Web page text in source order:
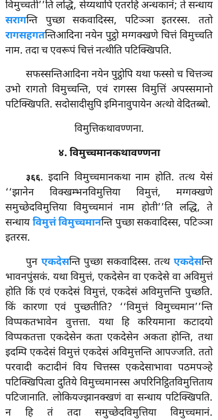
विमुच्चती’’ति लद्धि, सेय्यथापि एतरहि अन्धकानं; ते सन्धाय
सरागन्ति पुच्छा सकवादिस्स, पटिञ्ञा इतरस्स. ततो
रागसहगतन्तिआदिना नयेन पुट्ठो मग्गक्खणे चित्तं विमुच्चति
नाम. तदा च एवरूपं चित्तं नत्थीति पटिक्खिपति.
सफस्सन्तिआदिना नयेन पुट्ठोपि यथा फस्सो च चित्तञ्च
उभो रागतो विमुच्चन्ति, एवं रागस्स विमुत्तिं अपस्समानो
पटिक्खिपति. सदोसादीसुपि इमिनावुपायेन अत्थो वेदितब्बो.
विमुत्तिकथावण्णना.
४. विमुच्चमानकथावण्णना
३६६. इदानि विमुच्चमानकथा नाम होति. तत्थ येसं
‘‘झानेन विक्खम्भनविमुत्तिया विमुत्तं, मग्गक्खणे
समुच्छेदविमुत्तिया विमुच्चमानं नाम होती’’ति लद्धि, ते
सन्धायविमुत्तं विमुच्चमानन्ति पुच्छा सकवादिस्स, पटिञ्ञा
इतरस.
पुन एकदेसन्ति पुच्छा सकवादिस्स. तत्थ एकदेसन्ति
भावनपुंसकं. यथा विमुत्तं, एकदेसेन वा एकदेसे वा अविमुत्तं
होति किं एवं एकदेसं विमुत्तं, एकदेसं अविमुत्तन्ति पुच्छति.
किं कारणा एवं पुच्छतीति? ‘‘विमुत्तं विमुच्चमान’’न्ति
विप्पकतभावेन वुत्तत्ता. यथा हि करियमाना कटादयो
विप्पकतत्ता एकदेसेन कता एकदेसेन अकता होन्ति, तथा
इदम्पि एकदेसं विमुत्तं एकदेसं अविमुत्तन्ति आपज्जति. ततो
परवादी कटादीनं विय चित्तस्स एकदेसाभावा पठमपञ्हे
पटिक्खिपित्वा दुतिये विमुच्चमानस्स अपरिनिट्ठितविमुत्तिताय
पटिजानाति. लोकियज्झानक्खणं वा सन्धाय पटिक्खिपति.
न हि तं तदा समुच्छेदविमुत्तिया विमुच्चमानं.